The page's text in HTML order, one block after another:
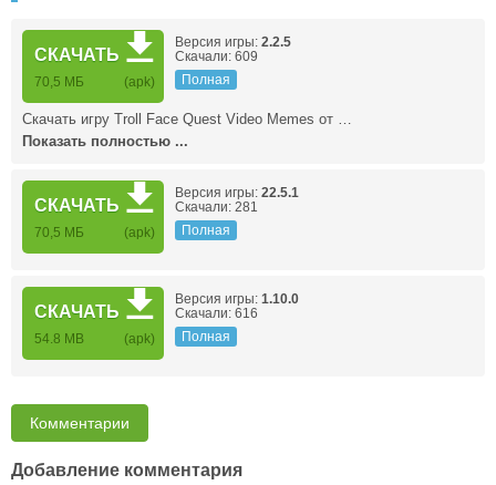
СКАЧАТЬ
70,5 МБ (apk)
Версия игры: 2.2.5
Скачали: 609
Полная
Скачать игру Troll Face Quest Video Memes от …
Показать полностью ...
СКАЧАТЬ
70,5 МБ (apk)
Версия игры: 22.5.1
Скачали: 281
Полная
СКАЧАТЬ
54.8 MB (apk)
Версия игры: 1.10.0
Скачали: 616
Полная
Комментарии
Добавление комментария